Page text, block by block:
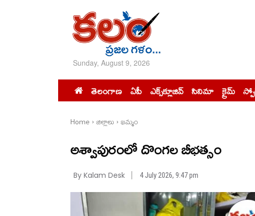
Sunday, August 9, 2026
తెలంగాణ ఏపీ ఎక్స్‌క్లూజివ్‌ సినిమా క్రైమ్
Home జిల్లాలు ఖమ్మం
అశ్వాపురంలో దొంగల బీభత్సం
By Kalam Desk 4 July 2026, 9:47 pm